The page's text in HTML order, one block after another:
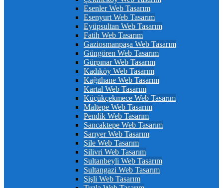
Esenler Web Tasarım
Esenyurt Web Tasarım
Eyüpsultan Web Tasarım
Fatih Web Tasarım
Gaziosmanpaşa Web Tasarım
Güngören Web Tasarım
Gürpınar Web Tasarım
Kadıköy Web Tasarım
Kağıthane Web Tasarım
Kartal Web Tasarım
Küçükçekmece Web Tasarım
Maltepe Web Tasarım
Pendik Web Tasarım
Sancaktepe Web Tasarım
Sarıyer Web Tasarım
Şile Web Tasarım
Silivri Web Tasarım
Sultanbeyli Web Tasarım
Sultangazi Web Tasarım
Şişli Web Tasarım